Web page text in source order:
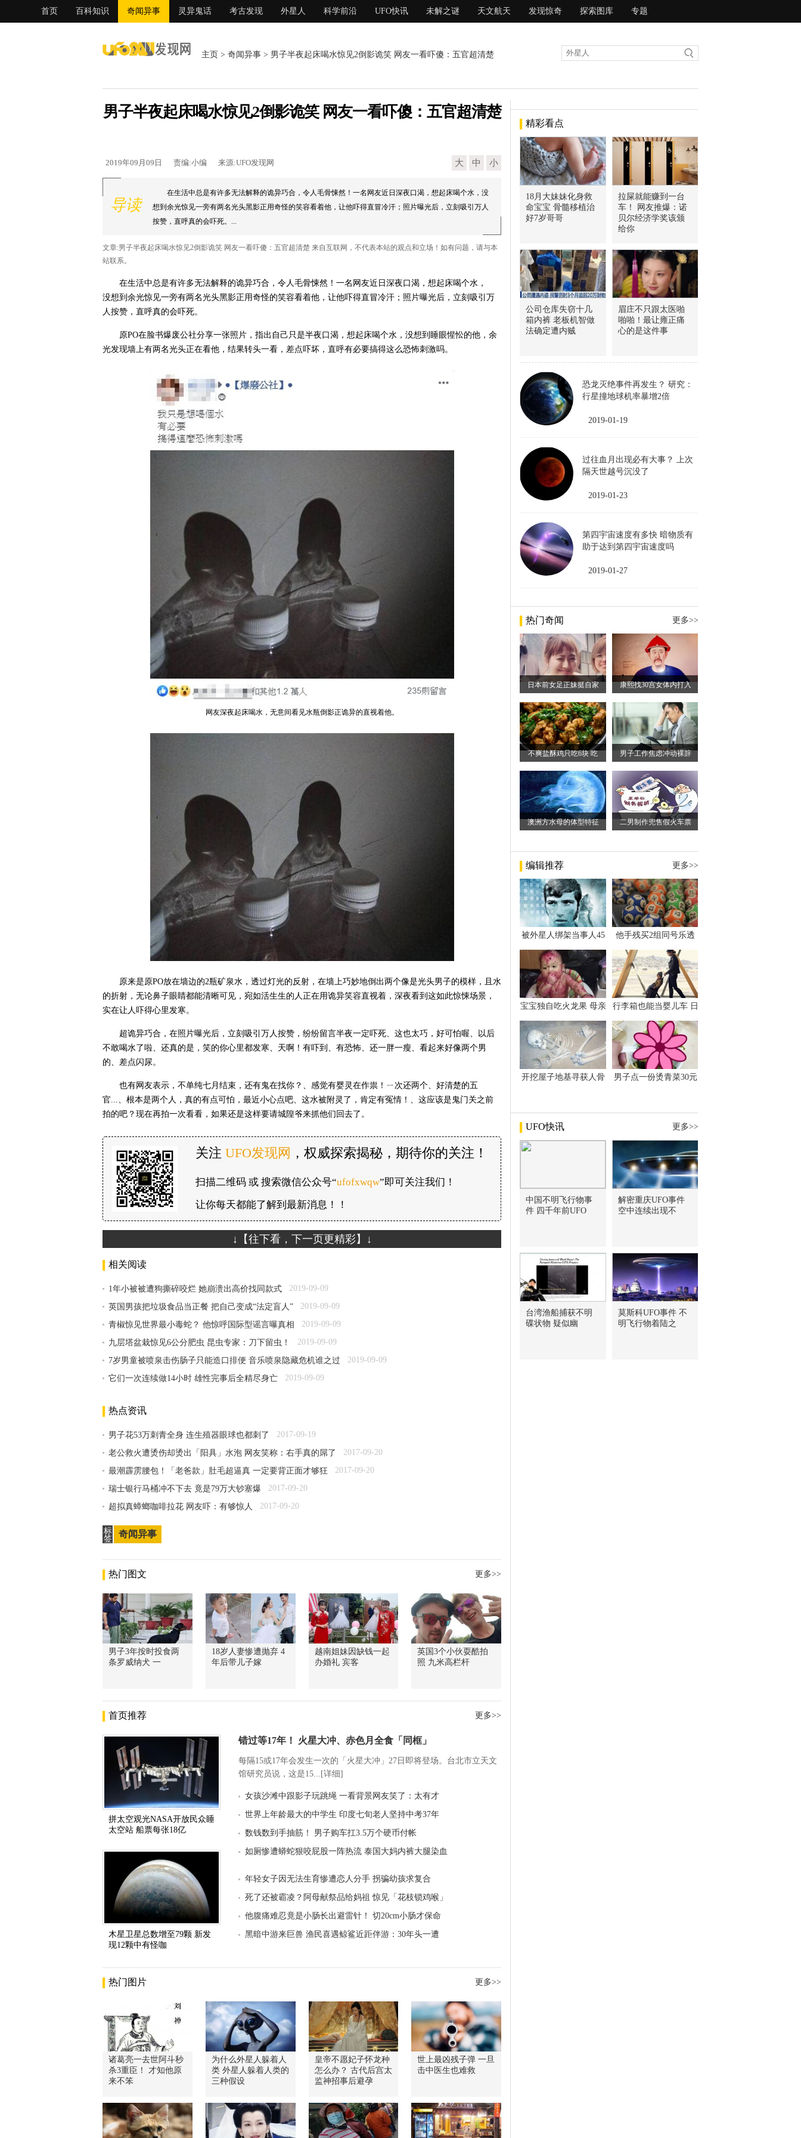
首页 百科知识 奇闻异事 灵异鬼话 考古发现 外星人 科学前沿 UFO快讯 未解之谜 天文航天 发现惊奇 探索图库 专题
主页 > 奇闻异事 > 男子半夜起床喝水惊见2倒影诡笑 网友一看吓傻：五官超清楚
男子半夜起床喝水惊见2倒影诡笑 网友一看吓傻：五官超清楚
2019年09月09日 责编:小编 来源:UFO发现网 大 中 小
导读
在生活中总是有许多无法解释的诡异巧合，令人毛骨悚然！一名网友近日深夜口渴，想起床喝个水，没
想到余光惊见一旁有两名光头黑影正用奇怪的笑容看着他，让他吓得直冒冷汗；照片曝光后，立刻吸引万人
按赞，直呼真的会吓死。...
文章:男子半夜起床喝水惊见2倒影诡笑 网友一看吓傻：五官超清楚 来自互联网，不代表本站的观点和立场！如有问题，请与本
站联系。
在生活中总是有许多无法解释的诡异巧合，令人毛骨悚然！一名网友近日深夜口渴，想起床喝个水，
没想到余光惊见一旁有两名光头黑影正用奇怪的笑容看着他，让他吓得直冒冷汗；照片曝光后，立刻吸引万
人按赞，直呼真的会吓死。
原PO在脸书爆废公社分享一张照片，指出自己只是半夜口渴，想起床喝个水，没想到睡眼惺忪的他，余
光发现墙上有两名光头正在看他，结果转头一看，差点吓坏，直呼有必要搞得这么恐怖刺激吗。
网友深夜起床喝水，无意间看见水瓶倒影正诡异的直视着他。
原来是原PO放在墙边的2瓶矿泉水，透过灯光的反射，在墙上巧妙地倒出两个像是光头男子的模样，且水
的折射，无论鼻子眼睛都能清晰可见，宛如活生生的人正在用诡异笑容直视着，深夜看到这如此惊悚场景，
实在让人吓得心里发寒。
超诡异巧合，在照片曝光后，立刻吸引万人按赞，纷纷留言半夜一定吓死、这也太巧，好可怕喔、以后
不敢喝水了啦、还真的是，笑的你心里都发寒、天啊！有吓到、有恐怖、还一胖一瘦、看起来好像两个男
的、差点闪尿。
也有网友表示，不单纯七月结束，还有鬼在找你？、感觉有婴灵在作祟！ㄧ次还两个、好清楚的五
官...、根本是两个人，真的有点可怕，最近小心点吧、这水被附灵了，肯定有冤情！、这应该是鬼门关之前
拍的吧？现在再拍一次看看，如果还是这样要请城隍爷来抓他们回去了。
关注 UFO发现网 ，权威探索揭秘，期待你的关注！
扫描二维码 或 搜索微信公众号“ufofxwqw”即可关注我们！
让你每天都能了解到最新消息！！
↓【往下看，下一页更精彩】↓
相关阅读
1年小被被遭狗撕碎咬烂 她崩溃出高价找同款式 2019-09-09
英国男孩把垃圾食品当正餐 把自己变成“法定盲人” 2019-09-09
青椒惊见世界最小毒蛇？ 他惊呼国际型谣言曝真相 2019-09-09
九层塔盆栽惊见6公分肥虫 昆虫专家：刀下留虫！ 2019-09-09
7岁男童被喷泉击伤肠子只能造口排便 音乐喷泉隐藏危机谁之过 2019-09-09
它们一次连续做14小时 雄性完事后全精尽身亡 2019-09-09
热点资讯
男子花53万刺青全身 连生殖器眼球也都刺了 2017-09-19
老公救火遭烫伤却烫出「阳具」水泡 网友笑称：右手真的屌了 2017-09-20
最潮霹雳腰包！「老爸款」肚毛超逼真 一定要背正面才够狂 2017-09-20
瑞士银行马桶冲不下去 竟是79万大钞塞爆 2017-09-20
超拟真蟑螂咖啡拉花 网友吓：有够惊人 2017-09-20
标
签
奇闻异事
热门图文 更多>>
男子3年按时投食两
条罗威纳犬 一
18岁人妻惨遭抛弃 4
年后带儿子嫁
越南姐妹因缺钱一起
办婚礼 宾客
英国3个小伙耍酷拍
照 九米高栏杆
首页推荐 更多>>
拼太空观光NASA开放民众睡
太空站 船票每张18亿
木星卫星总数增至79颗 新发
现12颗中有怪咖
错过等17年！ 火星大冲、赤色月全食「同框」
每隔15或17年会发生一次的「火星大冲」27日即将登场。台北市立天文
馆研究员说，这是15...[详细]
女孩沙滩中跟影子玩跳绳 一看背景网友笑了：太有才
世界上年龄最大的中学生 印度七旬老人坚持中考37年
数钱数到手抽筋！ 男子购车扛3.5万个硬币付帐
如厕惨遭蟒蛇狠咬屁股一阵热流 泰国大妈内裤大腿染血
年轻女子因无法生育惨遭恋人分手 拐骗幼孩求复合
死了还被霸凌？阿母献祭品给妈祖 惊见「花枝锁鸡喉」
他腹痛难忍竟是小肠长出避雷针！ 切20cm小肠才保命
黑暗中游来巨兽 渔民喜遇鲸鲨近距伴游：30年头一遭
热门图片 更多>>
诸葛亮一去世阿斗秒
杀3重臣！ 才知他原
来不笨
为什么外星人躲着人
类 外星人躲着人类的
三种假设
皇帝不愿妃子怀龙种
怎么办？ 古代后宫太
监神招事后避孕
世上最凶残子弹 一旦
击中医生也难救
精彩看点
18月大妹妹化身救
命宝宝 骨髓移植治
好7岁哥哥
拉屎就能赚到一台
车！ 网友推爆：诺
贝尔经济学奖该颁
给你
公司仓库失窃十几
箱内裤 老板机智做
法确定遭内贼
眉庄不只跟太医啪
啪啪！最让雍正痛
心的是这件事
恐龙灭绝事件再发生？ 研究：
行星撞地球机率暴增2倍
2019-01-19
过往血月出现必有大事？ 上次
隔天世越号沉没了
2019-01-23
第四宇宙速度有多快 暗物质有
助于达到第四宇宙速度吗
2019-01-27
热门奇闻 更多>>
日本前女足正妹挺自家 康熙找30宫女体内打入
不爽盐酥鸡只吃6块 吃 男子工作焦虑冲动裸辞
澳洲方水母的体型特征 二男制作兜售假火车票
编辑推荐 更多>>
被外星人绑架当事人45
斯卡古拉事件
他手残买2组同号乐透
万
宝宝独自吃火龙果 母亲
行李箱也能当婴儿车 日
开挖屋子地基寻获人骨
男子点一份烫青菜30元
UFO快讯 更多>>
中国不明飞行物事
件 四千年前UFO
解密重庆UFO事件
空中连续出现不
台湾渔船捕获不明
碟状物 疑似幽
莫斯科UFO事件 不
明飞行物着陆之